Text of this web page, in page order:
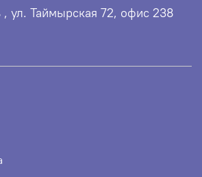
ул. Таймырская 72, офис 238